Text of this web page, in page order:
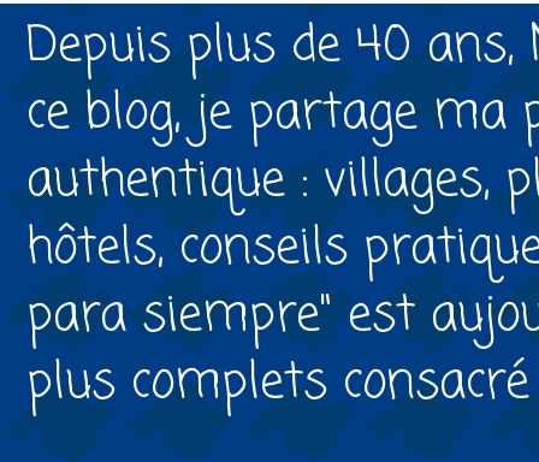
Depuis plus de 40
ce blog, je partage
authentique : villages,
hôtels, conseils
para siempre" est
plus complets consacré